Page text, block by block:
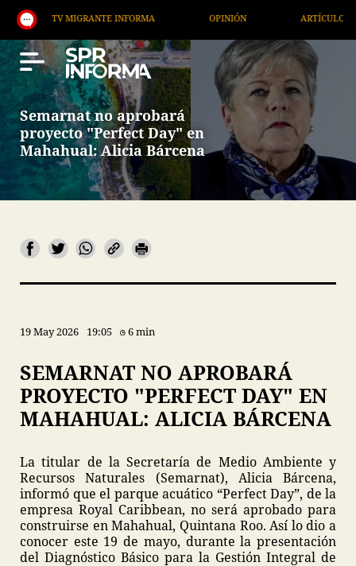
MIGRANTE INFORMA OPINIÓN ARTÍCULOS
Semarnat no aprobará
proyecto "Perfect Day" en
Mahahual: Alicia Bárcena
19 May 2026 19:05 6 min
SEMARNAT NO APROBARÁ
PROYECTO "PERFECT DAY" EN
MAHAHUAL: ALICIA BÁRCENA
La titular de la Secretaría de Medio Ambiente y
Recursos Naturales (Semarnat), Alicia Bárcena,
informó que el parque acuático “Perfect Day”, de la
empresa Royal Caribbean, no será aprobado para
construirse en Mahahual, Quintana Roo. Así lo dio a
conocer este 19 de mayo, durante la presentación
del Diagnóstico Básico para la Gestión Integral de